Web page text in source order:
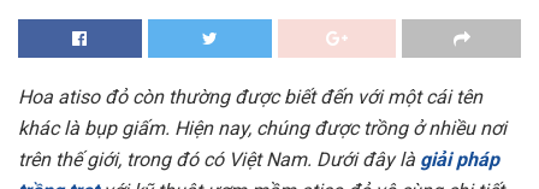
Hoa atiso đỏ còn thường được biết đến với một cái tên
khác là bụp giấm. Hiện nay, chúng được trồng ở nhiều nơi
trên thế giới, trong đó có Việt Nam. Dưới đây là giải pháp